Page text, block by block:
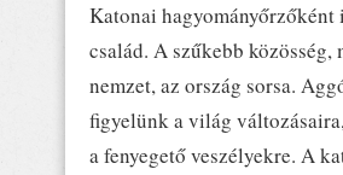
Katonai hagyományőrzőként
család. A szűkebb közösség,
nemzet, az ország sorsa.
figyelünk a világ
a fenyegető veszélyekre. A